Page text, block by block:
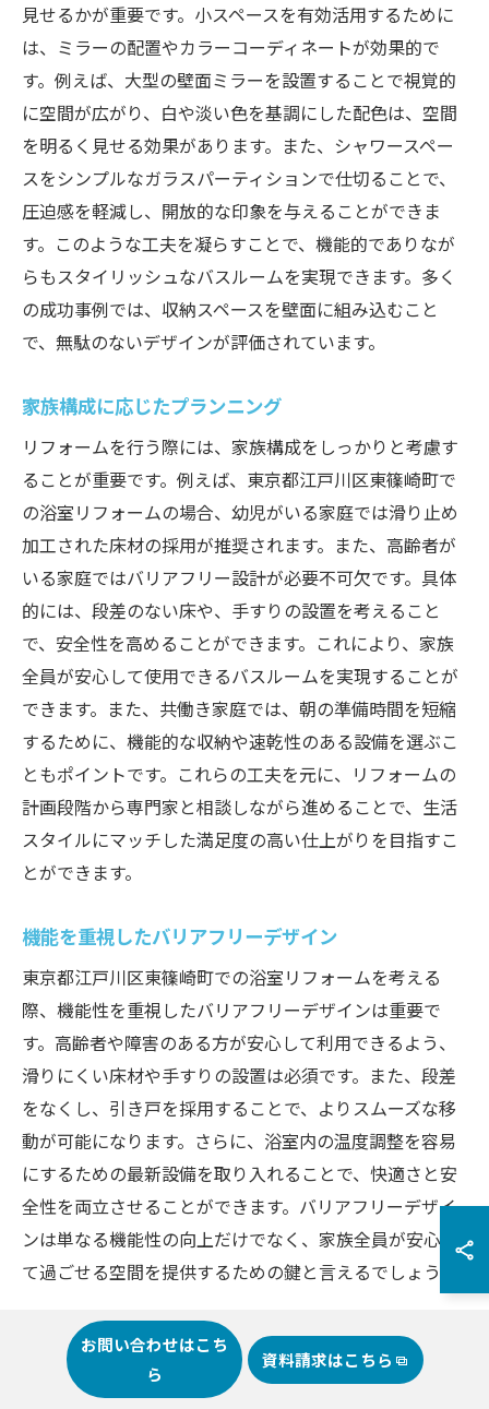
見せるかが重要です。小スペースを有効活用するために
は、ミラーの配置やカラーコーディネートが効果的で
す。例えば、大型の壁面ミラーを設置することで視覚的
に空間が広がり、白や淡い色を基調にした配色は、空間
を明るく見せる効果があります。また、シャワースペー
スをシンプルなガラスパーティションで仕切ることで、
圧迫感を軽減し、開放的な印象を与えることができま
す。このような工夫を凝らすことで、機能的でありなが
らもスタイリッシュなバスルームを実現できます。多く
の成功事例では、収納スペースを壁面に組み込むこと
で、無駄のないデザインが評価されています。
家族構成に応じたプランニング
リフォームを行う際には、家族構成をしっかりと考慮す
ることが重要です。例えば、東京都江戸川区東篠崎町で
の浴室リフォームの場合、幼児がいる家庭では滑り止め
加工された床材の採用が推奨されます。また、高齢者が
いる家庭ではバリアフリー設計が必要不可欠です。具体
的には、段差のない床や、手すりの設置を考えること
で、安全性を高めることができます。これにより、家族
全員が安心して使用できるバスルームを実現することが
できます。また、共働き家庭では、朝の準備時間を短縮
するために、機能的な収納や速乾性のある設備を選ぶこ
ともポイントです。これらの工夫を元に、リフォームの
計画段階から専門家と相談しながら進めることで、生活
スタイルにマッチした満足度の高い仕上がりを目指すこ
とができます。
機能を重視したバリアフリーデザイン
東京都江戸川区東篠崎町での浴室リフォームを考える
際、機能性を重視したバリアフリーデザインは重要で
す。高齢者や障害のある方が安心して利用できるよう、
滑りにくい床材や手すりの設置は必須です。また、段差
をなくし、引き戸を採用することで、よりスムーズな移
動が可能になります。さらに、浴室内の温度調整を容易
にするための最新設備を取り入れることで、快適さと安
全性を両立させることができます。バリアフリーデザイ
ンは単なる機能性の向上だけでなく、家族全員が安心し
て過ごせる空間を提供するための鍵と言えるでしょう。
最新トレンドを取り入れた独自のデザイン
東京都江戸川区東篠崎町でのリフォームにおいて、浴室
お問い合わせはこち
ら
資料請求はこちら